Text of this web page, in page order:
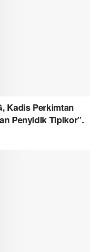
Kadis Perkimtan
Penyidik Tipikor”.